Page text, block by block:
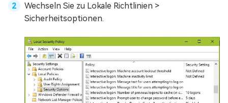
Wechseln Sie zu Lokale Richtlinien >
Sicherheitsoptionen.